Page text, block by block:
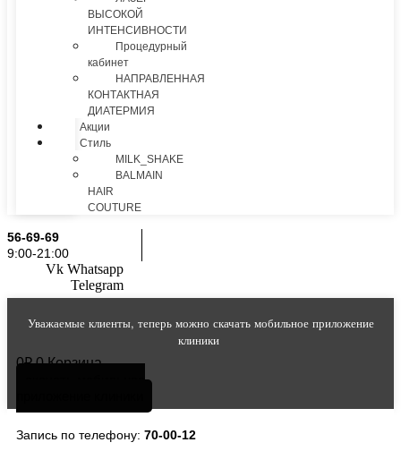
ВЫСОКОЙ
ИНТЕНСИВНОСТИ
Процедурный
кабинет
НАПРАВЛЕННАЯ
КОНТАКТНАЯ
ДИАТЕРМИЯ
Акции
Стиль
MILK_SHAKE
BALMAIN
HAIR
COUTURE
56-69-69
9:00-21:00
Vk Whatsapp
Telegram
Уважаемые клиенты, теперь можно скачать мобильное приложение
клиники
0₽ 0 Корзина
Запись по телефону: 70-00-12